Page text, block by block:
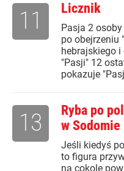
Licznik
Pasja 2
po obejrzeniu
hebrajskiego
"Pasji" 12
pokazuje
11
Ryba po
w Sodomie
Jeśli kiedyś
to figura
na cokole
13